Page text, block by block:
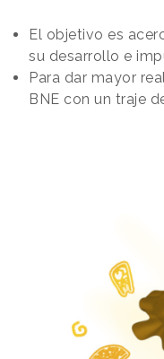
El objetivo es
su desarrollo e
Para dar mayor
BNE con un traje